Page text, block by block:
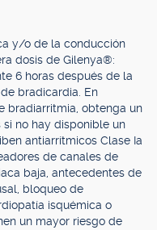
y/o de la conducción
dosis de Gilenya®:
6 horas después de la
bradicardia. En
bradiarritmia, obtenga un
si no hay disponible un
antiarrítmicos Clase Ia
de canales de
baja, antecedentes de
bloqueo de
isquémica o
un mayor riesgo de